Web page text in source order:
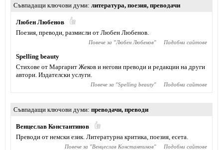
Съвпадащи ключови думи литература, поезия, преводачи
Любен Любенов
Поезия, преводи, размисли от Любен Любенов.
Повече за "Любен Любенов" Подобни сайтове
Spelling beauty
Стихове от Маргарит Жеков и негови преводи и редакции на други
автори. Издателски услуги.
Повече за "Spelling beauty" Подобни сайтове
Съвпадащи ключови думи преводачи, преводи
Венцеслав Константинов
Преводи от немски език. Литературна критика, поезия, есета.
Повече за "Венцеслав Константинов" Подобни сайтове